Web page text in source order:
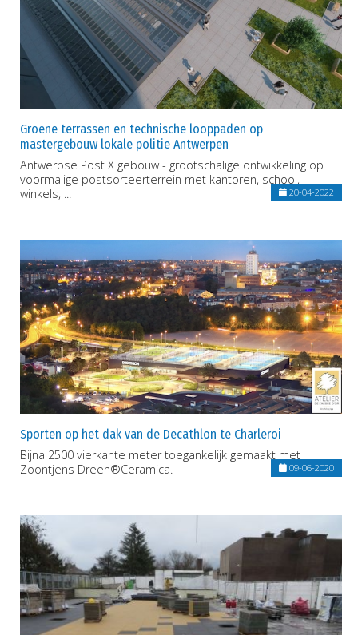
Groene terrassen en technische looppaden op
mastergebouw lokale politie Antwerpen
Antwerpse Post X gebouw - grootschalige ontwikkeling op
voormalige postsorteerterrein met kantoren, school,
winkels, ...
20-04-2022
Sporten op het dak van de Decathlon te Charleroi
Bijna 2500 vierkante meter toegankelijk gemaakt met
Zoontjens Dreen®Ceramica.
09-06-2020